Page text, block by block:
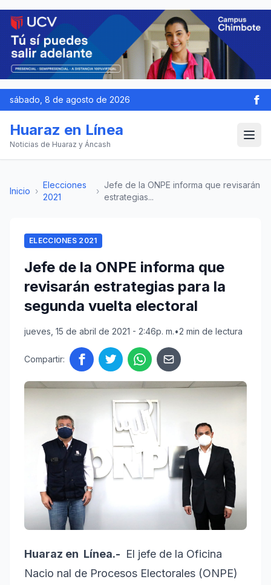
sábado, 8 de agosto de 2026
Huaraz en Línea
Noticias de Huaraz y Áncash
Inicio ›
Elecciones
2021
›
Jefe de la ONPE informa que revisarán
estrategias...
ELECCIONES 2021
Jefe de la ONPE informa que
revisarán estrategias para la
segunda vuelta electoral
jueves, 15 de abril de 2021 - 2:46p. m.•2 min de lectura
Compartir:
Huaraz en Línea.- El jefe de la Oficina
Nacio nal de Procesos Electorales (ONPE)